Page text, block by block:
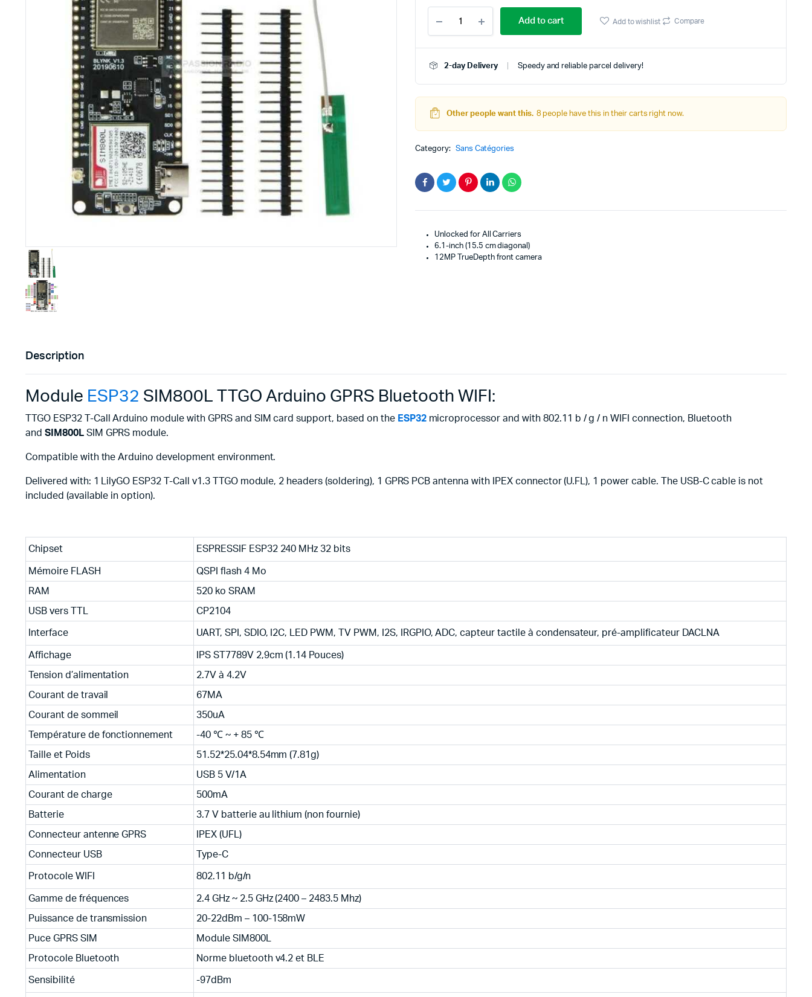
Imprimante 3D
Filaments et résine pour 3D
CNC & Laser
Accessoires imprimante 3D
Driver Moteur
Moteur DC
Moteurs pas à pas
Servomoteur
Autre Moteurs et Actionneurs
Kit Robot Afficheurs
Soudure et Bricollage
ESP32
SIM800L
TTGO
GPRS
Add to cart Add to wishlist Compare
2-day Delivery Speedy and reliable parcel delivery!
Other people want this. 8 people have this in their carts right now.
Category: Sans Catégories
Unlocked for All Carriers
6.1-inch (15.5 cm diagonal)
12MP TrueDepth front camera
Description
Module ESP32 SIM800L TTGO Arduino GPRS Bluetooth WIFI:
TTGO ESP32 T-Call Arduino module with GPRS and SIM card support, based on the ESP32microprocessor and with 802.11 b / g / n WIFI connection, Bluetooth
and SIM800LSIM GPRS module.
Compatible with the Arduino development environment.
Delivered with: 1 LilyGO ESP32 T-Call v1.3 TTGO module, 2 headers (soldering), 1 GPRS PCB antenna with IPEX connector (U.FL), 1 power cable. The USB-C cable is not
included (available in option).
Chipset ESPRESSIF ESP32 240 MHz 32 bits
Mémoire FLASH QSPI flash 4 Mo
RAM 520 ko SRAM
USB vers TTL CP2104
Interface UART, SPI, SDIO, I2C, LED PWM, TV PWM, I2S, IRGPIO, ADC, capteur tactile à condensateur, pré-amplificateur DACLNA
Affichage IPS ST7789V 2,9cm (1.14 Pouces)
Tension d’alimentation 2.7V à 4.2V
Courant de travail 67MA
Courant de sommeil 350uA
Température de fonctionnement -40 ℃ ~ + 85 ℃
Taille et Poids 51.52*25.04*8.54mm (7.81g)
Alimentation USB 5 V/1A
Courant de charge 500mA
Batterie 3.7 V batterie au lithium (non fournie)
Connecteur antenne GPRS IPEX (UFL)
Connecteur USB Type-C
Protocole WIFI 802.11 b/g/n
Gamme de fréquences 2.4 GHz ~ 2.5 GHz (2400 – 2483.5 Mhz)
Puissance de transmission 20-22dBm – 100-158mW
Puce GPRS SIM Module SIM800L
Protocole Bluetooth Norme bluetooth v4.2 et BLE
Sensibilité -97dBm